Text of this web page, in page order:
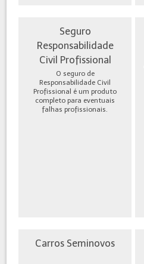
Seguro
Responsabilidade
Civil Profissional
O seguro de
Responsabilidade Civil
Profissional é um produto
completo para eventuais
falhas profissionais.
Carros Seminovos